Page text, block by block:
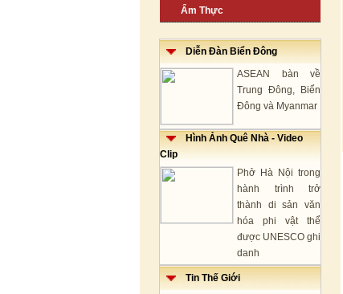
Ẩm Thực
Diễn Đàn Biển Đông
ASEAN bàn về
Trung Đông, Biển
Đông và Myanmar
Hình Ảnh Quê Nhà - Video
Clip
Phở Hà Nội trong
hành trình trở
thành di sản văn
hóa phi vật thể
được UNESCO ghi
danh
Tin Thế Giới